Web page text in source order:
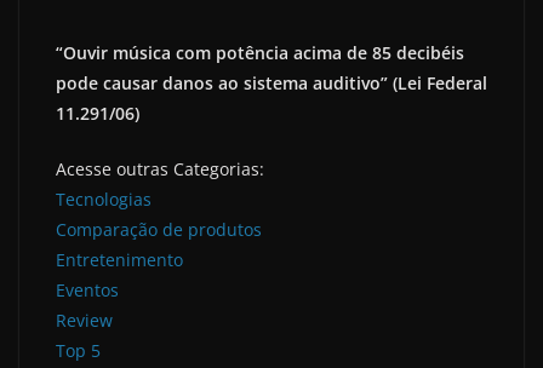
“Ouvir música com potência acima de 85 decibéis
pode causar danos ao sistema auditivo” (Lei Federal
11.291/06)
Acesse outras Categorias:
Tecnologias
Comparação de produtos
Entretenimento
Eventos
Review
Top 5